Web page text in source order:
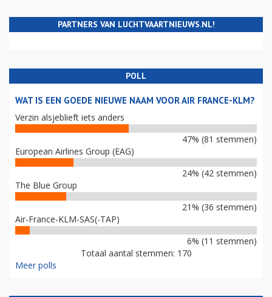
PARTNERS VAN LUCHTVAARTNIEUWS.NL!
POLL
WAT IS EEN GOEDE NIEUWE NAAM VOOR AIR FRANCE-KLM?
Verzin alsjeblieft iets anders
47% (81 stemmen)
European Airlines Group (EAG)
24% (42 stemmen)
The Blue Group
21% (36 stemmen)
Air-France-KLM-SAS(-TAP)
6% (11 stemmen)
Totaal aantal stemmen: 170
Meer polls